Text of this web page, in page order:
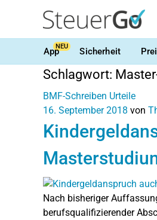
AppNEU Sicherheit
Schlagwort:
BMF-Schreiben Urteile
16. September 2018 von
Nach bisheriger
berufsqualifizierender